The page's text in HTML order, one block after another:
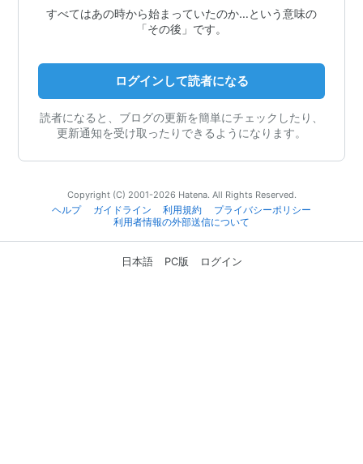
すべてはあの時から始まっていたのか…という意味の
「その後」です。
ログインして読者になる
読者になると、ブログの更新を簡単にチェックしたり、
更新通知を受け取ったりできるようになります。
Copyright (C) 2001-2026 Hatena. All Rights Reserved.
ヘルプ
ガイドライン 利用規約
プライバシーポリシー
利用者情報の外部送信について
日本語 PC版 ログイン